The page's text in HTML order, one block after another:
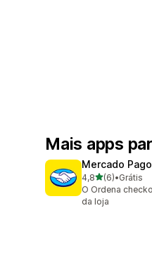
Mais apps
Mercado
4,8de 5 estrelas
(6)
6 avaliações ao
•Grátis
O Ordena
da loja